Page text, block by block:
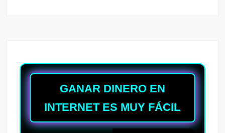
GANAR DINERO EN
INTERNET ES MUY FÁCIL